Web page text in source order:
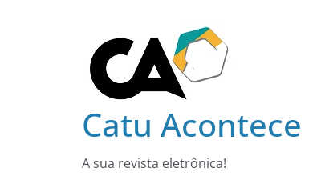
Catu Acontece
A sua revista eletrônica!